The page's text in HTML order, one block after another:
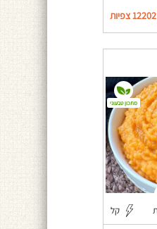
12202 צפיות
קל
מתכון טבעוני